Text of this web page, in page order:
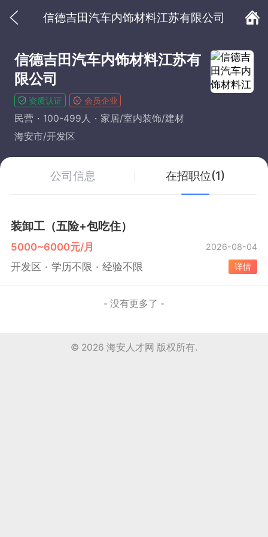
信德吉田汽车内饰材料江苏有限公司
信德吉田汽车内饰材料江苏有
限公司
资质认证 会员企业
民营 100-499人
家居/室内装饰/建材
海安市/开发区
公司信息 在招职位(1)
装卸工（五险+包吃住）
5000~6000元/月 2026-08-04
开发区 学历不限 经验不限 详情
- 没有更多了 -
© 2026 海安人才网 版权所有.